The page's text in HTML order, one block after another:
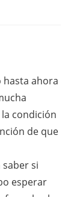
hasta ahora
condición
de que
si
esperar